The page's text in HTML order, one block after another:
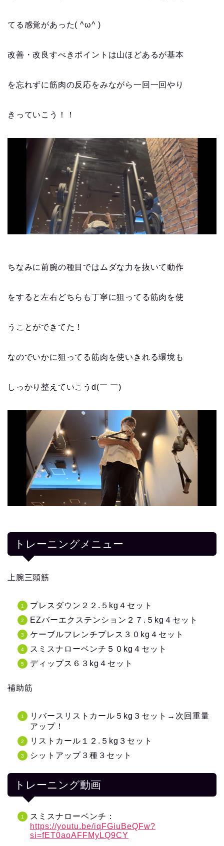
てる感覚があった( ^ω^ )
改善・改良すべきポイントは山ほどあるが基本
を忘れずに筋肉の反応をみながら一回一回やり
きっていこう！！
ちなみに前腕の種目ではムダな力を抜いて動作
をすると左右どちらも丁寧に狙ってる筋肉を使
うことができてた！
なのでいかに狙ってる筋肉を使いきれる環境も
しっかり整えていこうd(￣ ￣)
トレーニングメニュー
上腕三頭筋
プレスダウン２２.５kg４セット
EZバーエクステンション２７.５kg４セット
ケーブルフレンチプレス３０kg４セット
スミスナローベンチ５０kg４セット
ディップス６３kg４セット
補助筋
リバースリストカール５kg３セット→次回重量
アップ！
リストカール１２.５kg３セット
シットアップ３種３セット
トレーニング動画
スミスナローベンチ：
https://youtu.be/iqFGiuBeQFw?
si=fET0aoAFFMyLQ9CY